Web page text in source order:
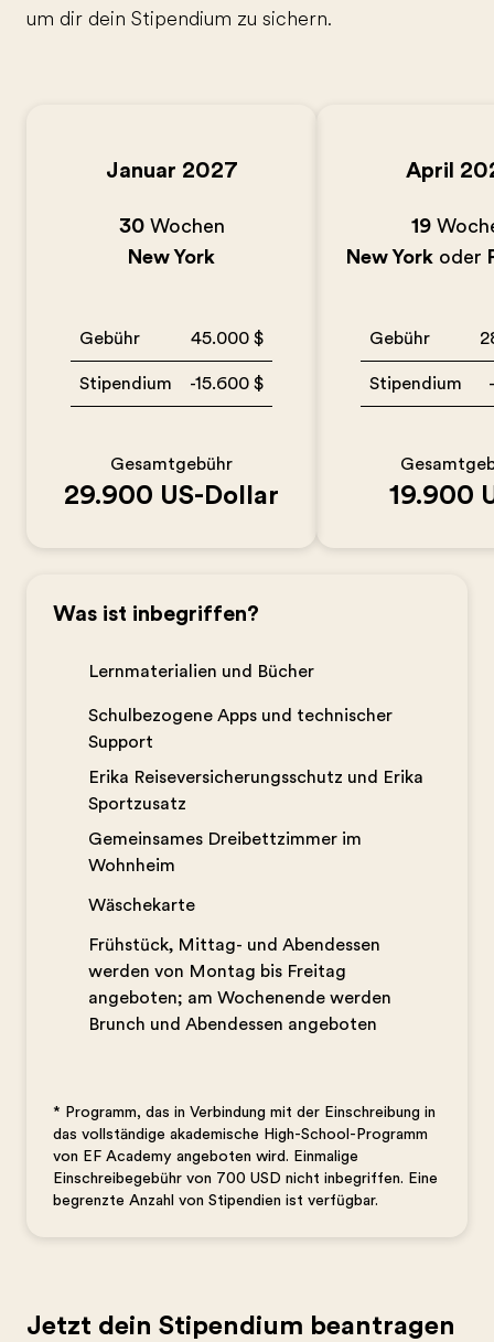
um dir dein Stipendium zu sichern.
Januar 2027
30Wochen
New York
Gebühr 45.000 $
Stipendium -15.600 $
Gesamtgebühr
29.900 US-Dollar
April
19
New Yorkoder
Gebühr
Stipendium
19.900
Was ist inbegriffen?
Lernmaterialien und Bücher
Schulbezogene Apps und technischer
Support
Erika Reiseversicherungsschutz und Erika
Sportzusatz
Gemeinsames Dreibettzimmer im
Wohnheim
Wäschekarte
Frühstück, Mittag- und Abendessen
werden von Montag bis Freitag
angeboten; am Wochenende werden
Brunch und Abendessen angeboten
* Programm, das in Verbindung mit der Einschreibung in
das vollständige akademische High-School-Programm
von EF Academy angeboten wird. Einmalige
Einschreibegebühr von 700 USD nicht inbegriffen. Eine
begrenzte Anzahl von Stipendien ist verfügbar.
Jetzt dein Stipendium beantragen